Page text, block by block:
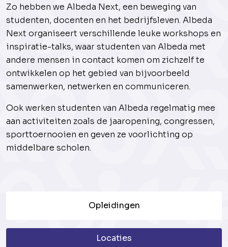
Zo hebben we Albeda Next, een beweging van
studenten, docenten en het bedrijfsleven. Albeda
Next organiseert verschillende leuke workshops en
inspiratie-talks, waar studenten van Albeda met
andere mensen in contact komen om zichzelf te
ontwikkelen op het gebied van bijvoorbeeld
samenwerken, netwerken en communiceren.
Ook werken studenten van Albeda regelmatig mee
aan activiteiten zoals de jaaropening, congressen,
sporttoernooien en geven ze voorlichting op
middelbare scholen.
Opleidingen
Locaties